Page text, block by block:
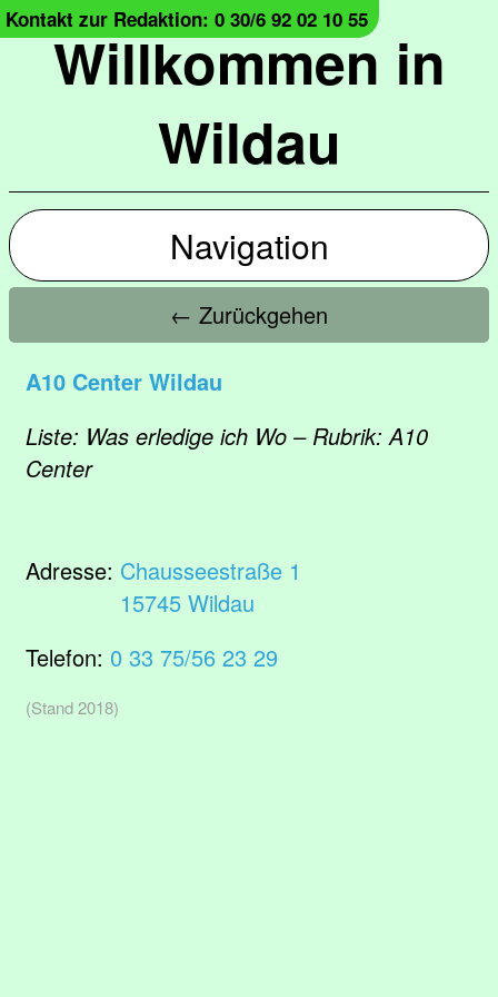
Willkommen in
Wildau
Kontakt zur Redaktion: 0 30/6 92 02 10 55
Navigation
← Zurückgehen
A10 Center Wildau
Liste: Was erledige ich Wo – Rubrik: A10
Center
Adresse: Chausseestraße 1
15745 Wildau
Telefon: 0 33 75/56 23 29
(Stand 2018)